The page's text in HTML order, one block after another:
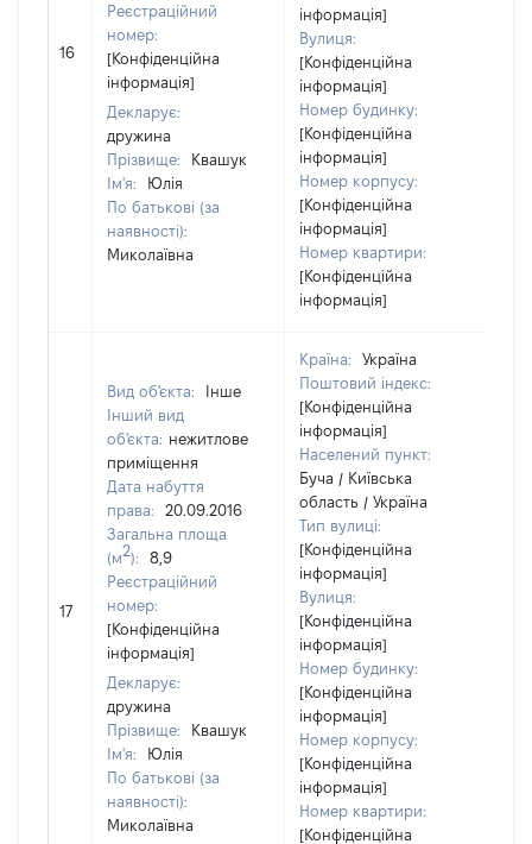
16
Реєстраційний
номер:
[Конфіденційна
інформація]
Декларує:
дружина
Прізвище:
Квашук
Ім'я:
Юлія
По батькові (за
наявності):
Миколаївна
інформація]
Вулиця:
[Конфіденційна
інформація]
Номер будинку:
[Конфіденційна
інформація]
Номер корпусу:
[Конфіденційна
інформація]
Номер квартири:
[Конфіденційна
інформація]
17
Вид об'єкта:
Інше
Інший вид
об'єкта: нежитлове
приміщення
Дата набуття
права:
20.09.2016
Загальна площа
(м2):
8,9
Реєстраційний
номер:
[Конфіденційна
інформація]
Декларує:
дружина
Прізвище:
Квашук
Ім'я:
Юлія
По батькові (за
наявності):
Миколаївна
Країна:
Україна
Поштовий індекс:
[Конфіденційна
інформація]
Населений пункт:
Буча / Київська
область / Україна
Тип вулиці:
[Конфіденційна
інформація]
Вулиця:
[Конфіденційна
інформація]
Номер будинку:
[Конфіденційна
інформація]
Номер корпусу:
[Конфіденційна
інформація]
Номер квартири:
[Конфіденційна